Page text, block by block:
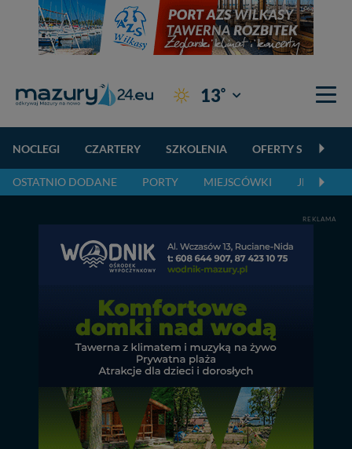
13° Giżycko
NOCLEGI CZARTERY SZKOLENIA OFERTY
OSTATNIO DODANE PORTY MIEJSCÓWKI JEZIORA,
REKLAMA